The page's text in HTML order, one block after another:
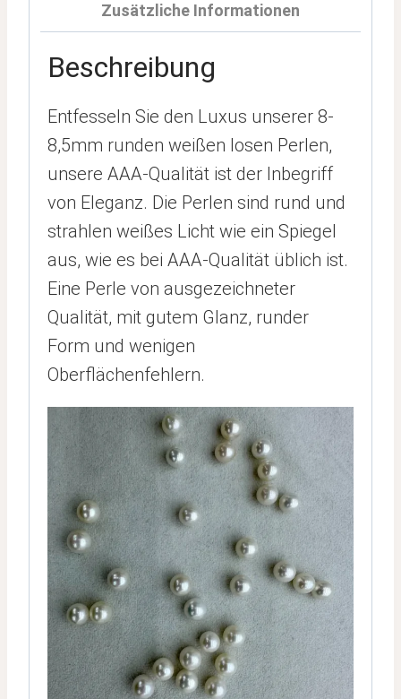
Zusätzliche Informationen
Beschreibung
Entfesseln Sie den Luxus unserer 8-
8,5mm runden weißen losen Perlen,
unsere AAA-Qualität ist der Inbegriff
von Eleganz. Die Perlen sind rund und
strahlen weißes Licht wie ein Spiegel
aus, wie es bei AAA-Qualität üblich ist.
Eine Perle von ausgezeichneter
Qualität, mit gutem Glanz, runder
Form und wenigen
Oberflächenfehlern.